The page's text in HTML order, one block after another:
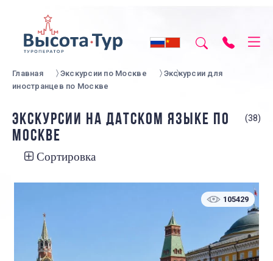
Главная Экскурсии по Москве
Экскурсии для
иностранцев по Москве
ЭКСКУРСИИ НА ДАТСКОМ ЯЗЫКЕ ПО
МОСКВЕ
(38)
Сортировка
105429